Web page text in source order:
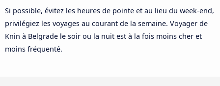
Si possible, évitez les heures de pointe et au lieu du week-end,
privilégiez les voyages au courant de la semaine. Voyager de
Knin à Belgrade le soir ou la nuit est à la fois moins cher et
moins fréquenté.